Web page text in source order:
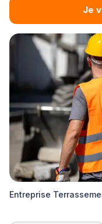
Je
Entreprise